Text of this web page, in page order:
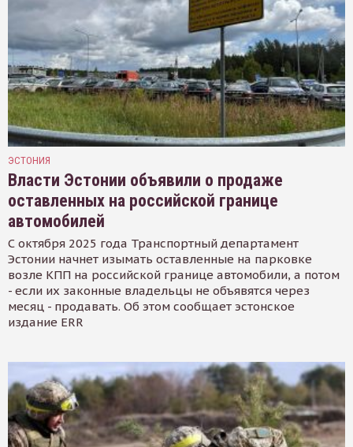
ЭСТОНИЯ
Власти Эстонии объявили о продаже
оставленных на российской границе
автомобилей
С октября 2025 года Транспортный департамент
Эстонии начнет изымать оставленные на парковке
возле КПП на российской границе автомобили, а потом
- если их законные владельцы не объявятся через
месяц - продавать. Об этом сообщает эстонское
издание ERR